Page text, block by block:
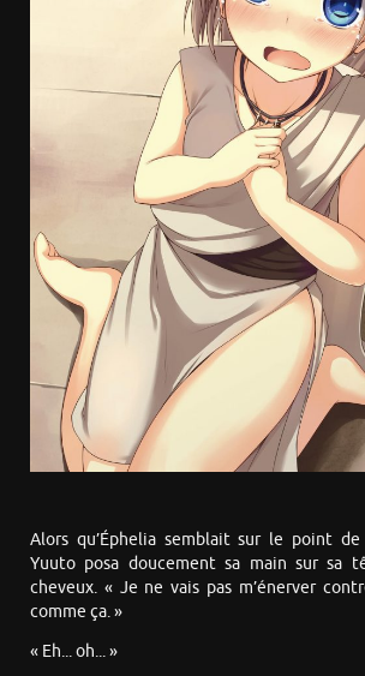
Alors qu’Éphelia semblait sur le point
Yuuto posa doucement sa main sur sa
cheveux. « Je ne vais pas m’énerver
comme ça. »
« Eh... oh... »